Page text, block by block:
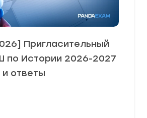
Пригласительный
по Истории 2026-2027
и ответы